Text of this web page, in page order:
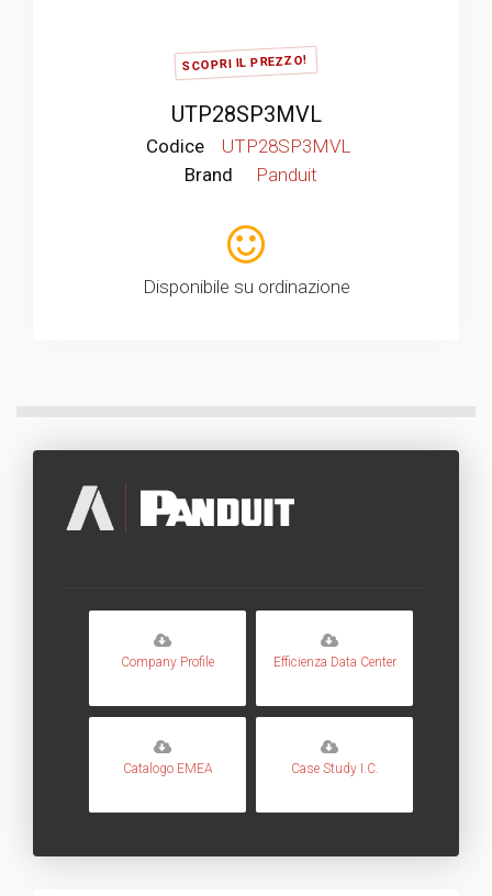
SCOPRI IL PREZZO!
UTP28SP3MVL
Codice
UTP28SP3MVL
Brand
Panduit
Disponibile su ordinazione
Company Profile Efficienza Data Center
Catalogo EMEA Case Study I.C.